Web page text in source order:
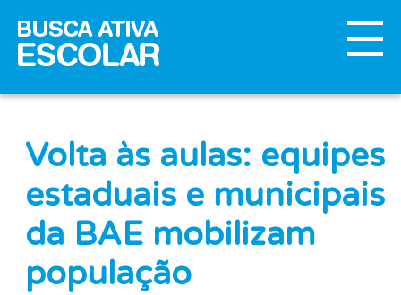
Volta às aulas: equipes
estaduais e municipais
da BAE mobilizam
população